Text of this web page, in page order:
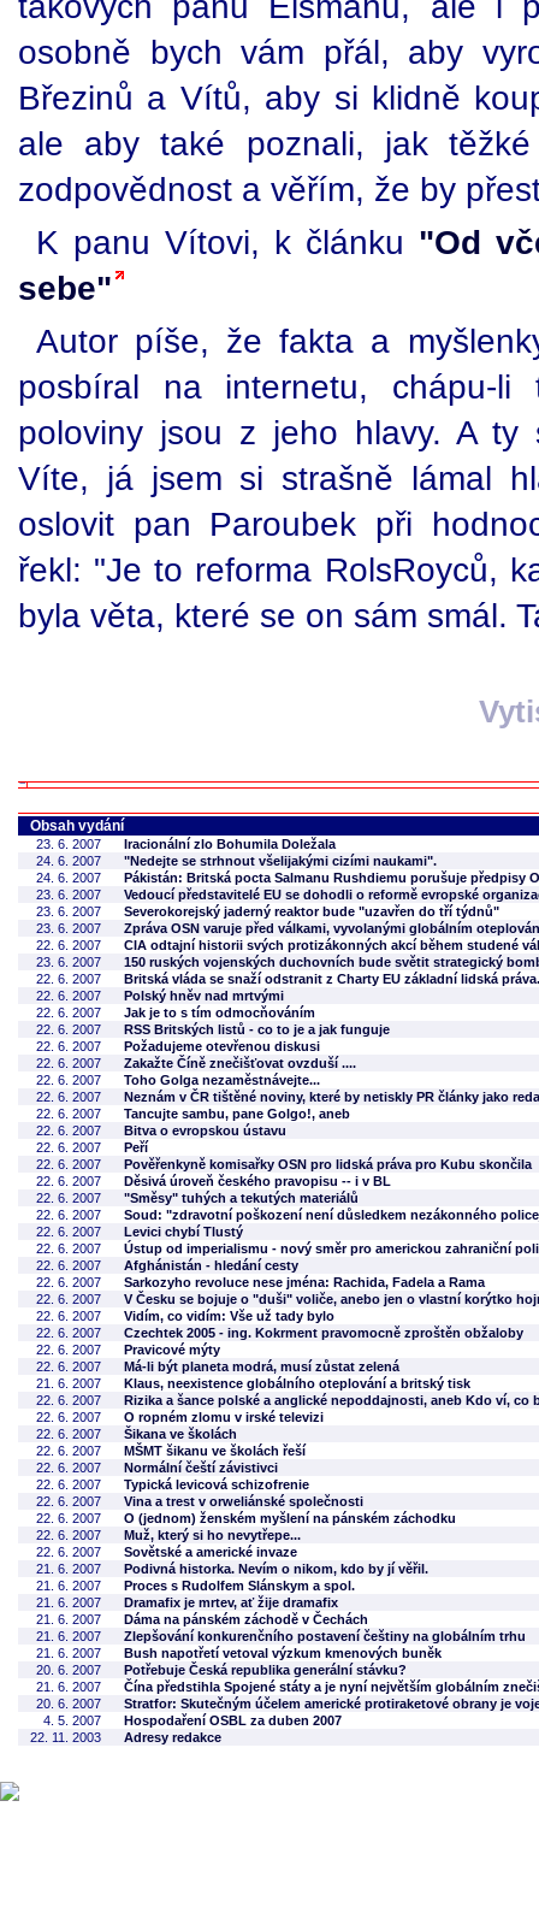
osobně bych vám přál, aby
Březinů a Vítů, aby si klidně
ale aby také poznali, jak
zodpovědnost a věřím, že by
K panu Vítovi, k článku "Od
sebe"
Autor píše, že fakta a
posbíral na internetu,
poloviny jsou z jeho hlavy. A
Víte, já jsem si strašně lámal
oslovit pan Paroubek při
řekl: "Je to reforma RolsRoyců,
byla věta, které se on sám smál.
Obsah vydání
23. 6. 2007
Iracionální zlo Bohumila Doležala
24. 6. 2007
"Nedejte se strhnout všelijakými cizími naukami".
24. 6. 2007
Pákistán: Britská pocta Salmanu Rushdiemu porušuje předpisy
23. 6. 2007
Vedoucí představitelé EU se dohodli o reformě evropské
23. 6. 2007
Severokorejský jaderný reaktor bude "uzavřen do tří týdnů"
23. 6. 2007
Zpráva OSN varuje před válkami, vyvolanými globálním
22. 6. 2007
CIA odtajní historii svých protizákonných akcí během studené
23. 6. 2007
150 ruských vojenských duchovních bude světit strategický
22. 6. 2007
Britská vláda se snaží odstranit z Charty EU základní lidská
22. 6. 2007
Polský hněv nad mrtvými
22. 6. 2007
Jak je to s tím odmocňováním
22. 6. 2007
RSS Britských listů - co to je a jak funguje
22. 6. 2007
Požadujeme otevřenou diskusi
22. 6. 2007
Zakažte Číně znečišťovat ovzduší ....
22. 6. 2007
Toho Golga nezaměstnávejte...
22. 6. 2007
Neznám v ČR tištěné noviny, které by netiskly PR články jako
22. 6. 2007
Tancujte sambu, pane Golgo!, aneb
22. 6. 2007
Bitva o evropskou ústavu
22. 6. 2007
Peří
22. 6. 2007
Pověřenkyně komisařky OSN pro lidská práva pro Kubu skončila
22. 6. 2007
Děsivá úroveň českého pravopisu -- i v BL
22. 6. 2007
"Směsy" tuhých a tekutých materiálů
22. 6. 2007
Soud: "zdravotní poškození není důsledkem nezákonného
22. 6. 2007
Levici chybí Tlustý
22. 6. 2007
Ústup od imperialismu - nový směr pro americkou zahraniční
22. 6. 2007
Afghánistán - hledání cesty
22. 6. 2007
Sarkozyho revoluce nese jména: Rachida, Fadela a Rama
22. 6. 2007
V Česku se bojuje o "duši" voliče, anebo jen o vlastní korýtko
22. 6. 2007
Vidím, co vidím: Vše už tady bylo
22. 6. 2007
Czechtek 2005 - ing. Kokrment pravomocně zproštěn obžaloby
22. 6. 2007
Pravicové mýty
22. 6. 2007
Má-li být planeta modrá, musí zůstat zelená
21. 6. 2007
Klaus, neexistence globálního oteplování a britský tisk
22. 6. 2007
Rizika a šance polské a anglické nepoddajnosti, aneb Kdo ví, co
22. 6. 2007
O ropném zlomu v irské televizi
22. 6. 2007
Šikana ve školách
22. 6. 2007
MŠMT šikanu ve školách řeší
22. 6. 2007
Normální čeští závistivci
22. 6. 2007
Typická levicová schizofrenie
22. 6. 2007
Vina a trest v orweliánské společnosti
22. 6. 2007
O (jednom) ženském myšlení na pánském záchodku
22. 6. 2007
Muž, který si ho nevytřepe...
22. 6. 2007
Sovětské a americké invaze
21. 6. 2007
Podivná historka. Nevím o nikom, kdo by jí věřil.
21. 6. 2007
Proces s Rudolfem Slánskym a spol.
21. 6. 2007
Dramafix je mrtev, ať žije dramafix
21. 6. 2007
Dáma na pánském záchodě v Čechách
21. 6. 2007
Zlepšování konkurenčního postavení češtiny na globálním trhu
21. 6. 2007
Bush napotřetí vetoval výzkum kmenových buněk
20. 6. 2007
Potřebuje Česká republika generální stávku?
21. 6. 2007
Čína předstihla Spojené státy a je nyní největším globálním
20. 6. 2007
Stratfor: Skutečným účelem americké protiraketové obrany je
4. 5. 2007
Hospodaření OSBL za duben 2007
22. 11. 2003
Adresy redakce